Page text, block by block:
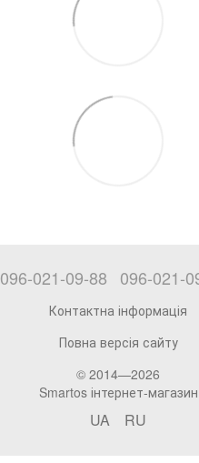
096-021-09-88 096-021-
Контактна інформація
Повна версія сайту
© 2014—2026
Smartos інтернет-магазин
UA RU